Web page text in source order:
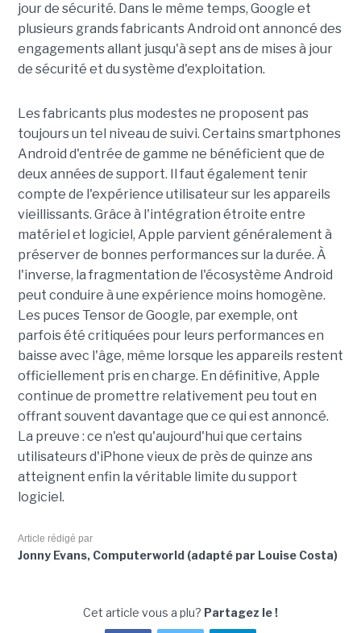
jour de sécurité. Dans le même temps, Google et
plusieurs grands fabricants Android ont annoncé des
engagements allant jusqu'à sept ans de mises à jour
de sécurité et du système d'exploitation.
Les fabricants plus modestes ne proposent pas
toujours un tel niveau de suivi. Certains smartphones
Android d'entrée de gamme ne bénéficient que de
deux années de support. Il faut également tenir
compte de l'expérience utilisateur sur les appareils
vieillissants. Grâce à l'intégration étroite entre
matériel et logiciel, Apple parvient généralement à
préserver de bonnes performances sur la durée. À
l'inverse, la fragmentation de l'écosystème Android
peut conduire à une expérience moins homogène.
Les puces Tensor de Google, par exemple, ont
parfois été critiquées pour leurs performances en
baisse avec l'âge, même lorsque les appareils restent
officiellement pris en charge. En définitive, Apple
continue de promettre relativement peu tout en
offrant souvent davantage que ce qui est annoncé.
La preuve : ce n'est qu'aujourd'hui que certains
utilisateurs d'iPhone vieux de près de quinze ans
atteignent enfin la véritable limite du support
logiciel.
Article rédigé par
Jonny Evans, Computerworld (adapté par Louise Costa)
Cet article vous a plu? Partagez le !